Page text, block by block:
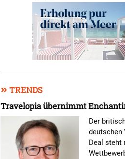
» TRENDS
Travelopia übernimmt
Der
deutschen
Deal steht